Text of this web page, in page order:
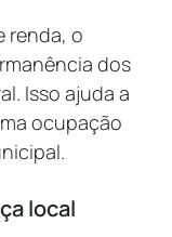
renda, o
dos
Isso ajuda a
ocupação
local